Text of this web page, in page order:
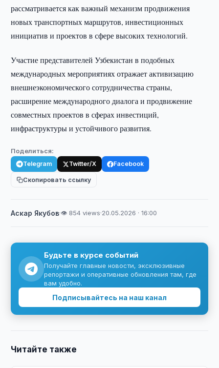
рассматривается как важный механизм продвижения
новых транспортных маршрутов, инвестиционных
инициатив и проектов в сфере высоких технологий.
Участие представителей Узбекистан в подобных
международных мероприятиях отражает активизацию
внешнеэкономического сотрудничества страны,
расширение международного диалога и продвижение
совместных проектов в сферах инвестиций,
инфраструктуры и устойчивого развития.
Поделиться:
Telegram Twitter/X Facebook
Скопировать ссылку
Аскар Якубов·👁 854 views·20.05.2026 · 16:00
Будьте в курсе событий
Получайте главные новости, эксклюзивные
репортажи и оперативные обновления там, где
вам удобно.
Подписывайтесь на наш канал
Читайте также